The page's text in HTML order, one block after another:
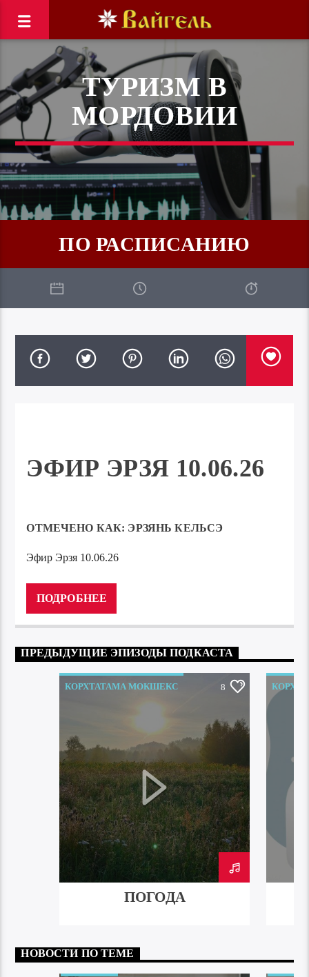
ТУРИЗМ В
МОРДОВИИ
ПО РАСПИСАНИЮ
ЭФИР ЭРЗЯ 10.06.26
ОТМЕЧЕНО КАК: ЭРЗЯНЬ КЕЛЬСЭ
Эфир Эрзя 10.06.26
ПОДРОБНЕЕ
ПРЕДЫДУЩИЕ ЭПИЗОДЫ ПОДКАСТА
КОРХТАТАМА МОКШЕКС 8
ПОГОДА
НОВОСТИ ПО ТЕМЕ